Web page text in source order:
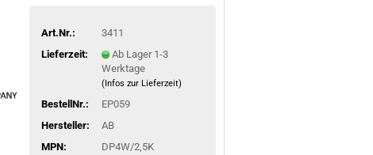
Art.Nr.:
3411
Lieferzeit:
Ab Lager 1-3
Werktage
(Infos zur Lieferzeit)
BestellNr.:
EP059
Hersteller:
AB
MPN:
DP4W/2,5K